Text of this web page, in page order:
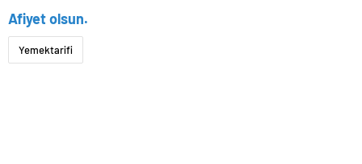
Afiyet olsun.
Yemektarifi